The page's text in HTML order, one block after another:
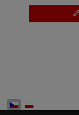
Zvolte jazyk